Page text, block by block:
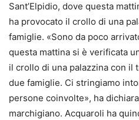
Sant’Elpidio, dove questa
ha provocato il crollo di una
famiglie. «Sono da poco
questa mattina si è verificata
il crollo di una palazzina con il
due famiglie. Ci stringiamo
persone coinvolte», ha
marchigiano. Acquaroli ha